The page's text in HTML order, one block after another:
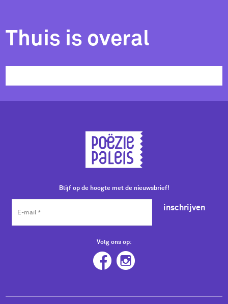
Thuis is overal
Blijf op de hoogte met de nieuwsbrief!
inschrijven
Volg ons op: